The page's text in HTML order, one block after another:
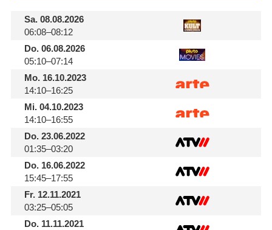
Sa.08.08.2026
06:08–08:12
Do.06.08.2026
05:10–07:14
Mo.16.10.2023
14:10–16:25
Mi.04.10.2023
14:10–16:55
Do.23.06.2022
01:35–03:20
Do.16.06.2022
15:45–17:55
Fr.12.11.2021
03:25–05:05
Do.11.11.2021